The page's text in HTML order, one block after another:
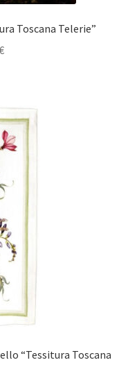
Toscana Telerie”
“Tessitura Toscana